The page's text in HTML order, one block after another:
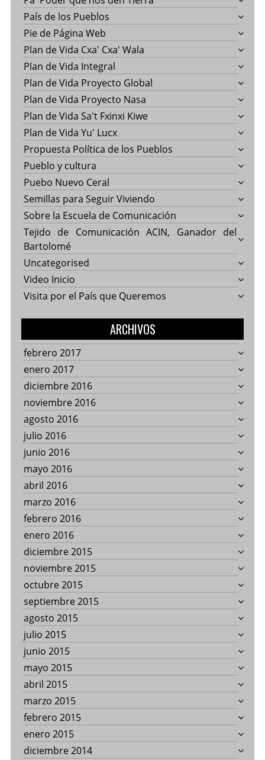
País de los Pueblos
Pie de Página Web
Plan de Vida Cxa' Cxa' Wala
Plan de Vida Integral
Plan de Vida Proyecto Global
Plan de Vida Proyecto Nasa
Plan de Vida Sa't Fxinxi Kiwe
Plan de Vida Yu' Lucx
Propuesta Política de los Pueblos
Pueblo y cultura
Puebo Nuevo Ceral
Semillas para Seguir Viviendo
Sobre la Escuela de Comunicación
Tejido de Comunicación ACIN, Ganador del
Bartolomé
Uncategorised
Video Inicio
Visita por el País que Queremos
ARCHIVOS
febrero 2017
enero 2017
diciembre 2016
noviembre 2016
agosto 2016
julio 2016
junio 2016
mayo 2016
abril 2016
marzo 2016
febrero 2016
enero 2016
diciembre 2015
noviembre 2015
octubre 2015
septiembre 2015
agosto 2015
julio 2015
junio 2015
mayo 2015
abril 2015
marzo 2015
febrero 2015
enero 2015
diciembre 2014